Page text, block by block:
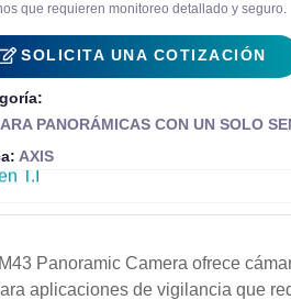
que requieren monitoreo detallado y seguro.
SOLICITA UNA COTIZACIÓN
PANORÁMICAS CON UN SOLO
AXIS
Soluciones integrales
T.I
969 754 430
Panoramic Camera ofrece
aplicaciones de vigilancia que